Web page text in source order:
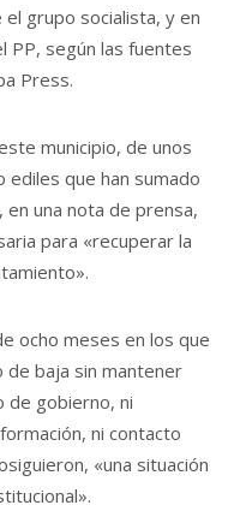
grupo socialista, y en
PP, según las fuentes
Press.
municipio, de unos
ediles que han sumado
una nota de prensa,
para «recuperar la
ocho meses en los que
de baja sin mantener
de gobierno, ni
ni contacto
«una situación